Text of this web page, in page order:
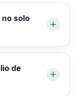
solo
de